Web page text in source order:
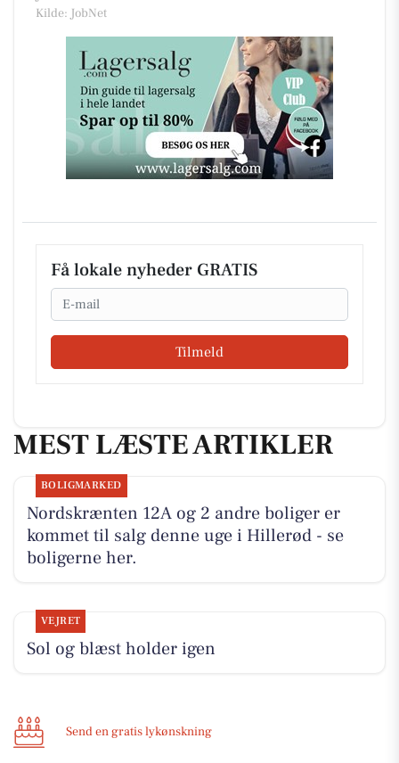
Kilde: JobNet
Få lokale nyheder GRATIS
Email
Tilmeld
MEST LÆSTE ARTIKLER
BOLIGMARKED
Nordskrænten 12A og 2 andre boliger er
kommet til salg denne uge i Hillerød - se
boligerne her.
VEJRET
Sol og blæst holder igen
Send en gratis lykønskning